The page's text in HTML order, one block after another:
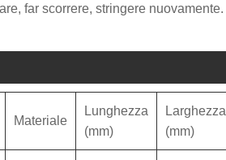
far scorrere, stringere nuovamente.
Materiale
Lunghezza
(mm)
Larghezza
(mm)